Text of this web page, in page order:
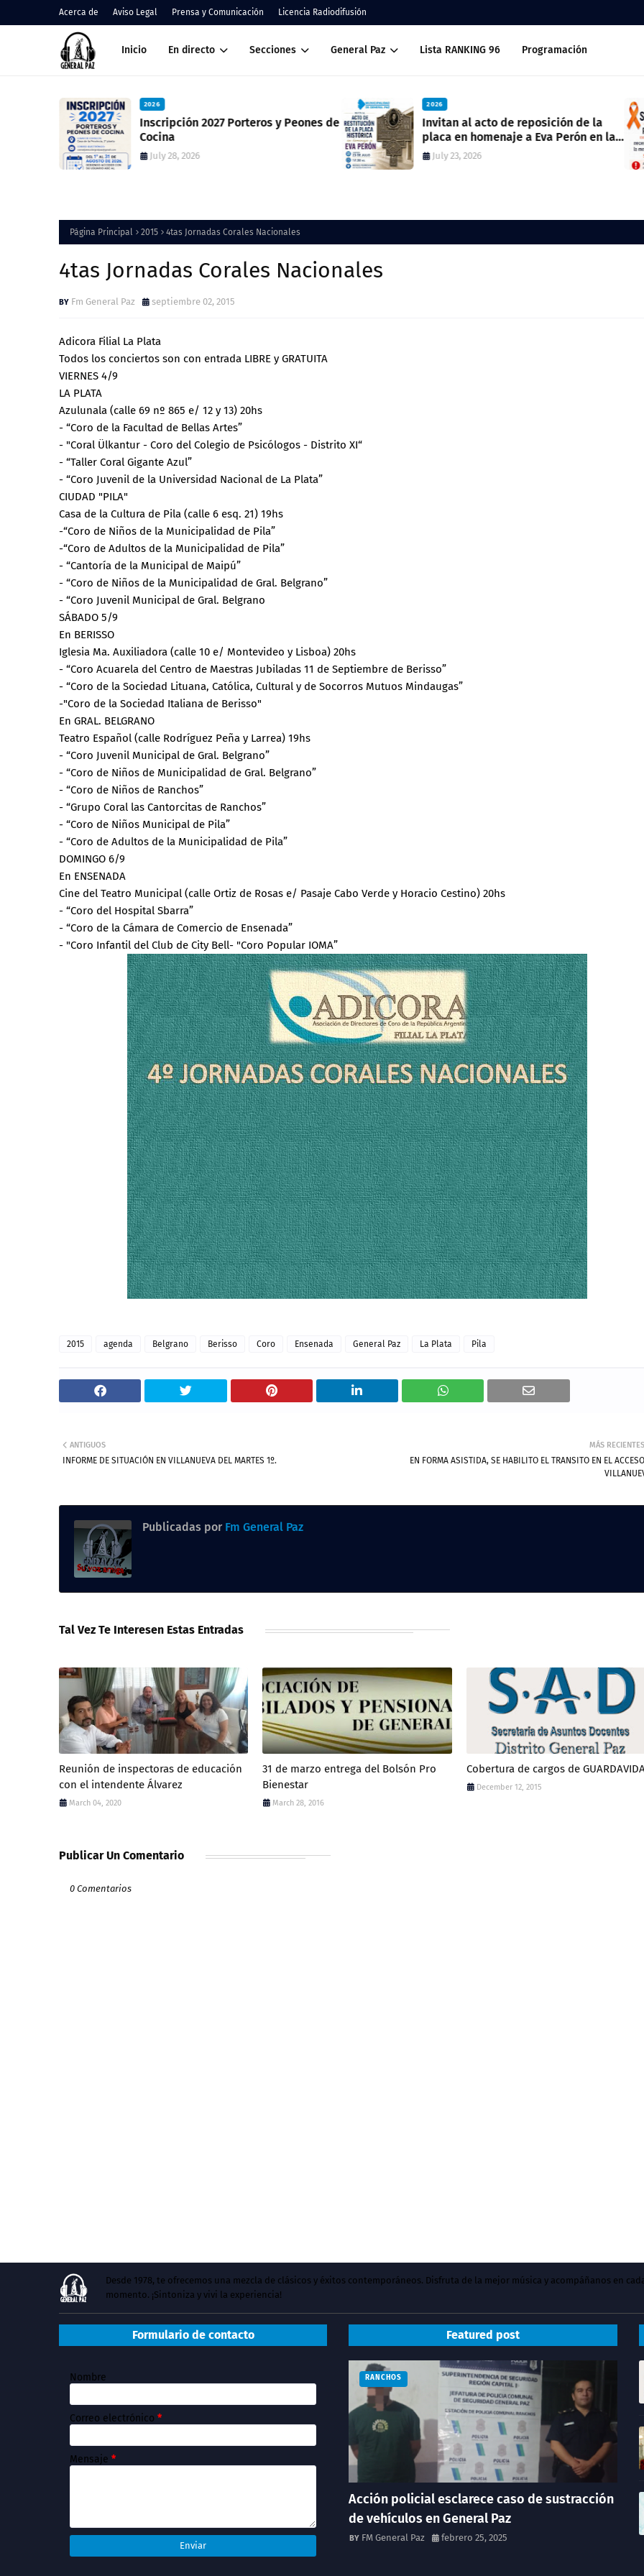
Acerca de Aviso Legal Prensa y Comunicación Licencia Radiodifusión
Inicio En directo Secciones General Paz Lista RANKING 96 Programación
2026
Inscripción 2027 Porteros y Peones de
Cocina
July 28, 2026
2026
Invitan al acto de reposición de la
placa en homenaje a Eva Perón en la
ex estación del ferrocarril
July 23, 2026
Página Principal 2015 4tas Jornadas Corales Nacionales
4tas Jornadas Corales Nacionales
Fm General Paz septiembre 02, 2015
Adicora Filial La Plata
Todos los conciertos son con entrada LIBRE y GRATUITA
VIERNES 4/9
LA PLATA
Azulunala (calle 69 nº 865 e/ 12 y 13) 20hs
- “Coro de la Facultad de Bellas Artes”
- "Coral Ülkantur - Coro del Colegio de Psicólogos - Distrito XI“
- “Taller Coral Gigante Azul”
- “Coro Juvenil de la Universidad Nacional de La Plata”
CIUDAD "PILA"
Casa de la Cultura de Pila (calle 6 esq. 21) 19hs
-“Coro de Niños de la Municipalidad de Pila”
-“Coro de Adultos de la Municipalidad de Pila”
- “Cantoría de la Municipal de Maipú”
- “Coro de Niños de la Municipalidad de Gral. Belgrano”
- “Coro Juvenil Municipal de Gral. Belgrano
SÁBADO 5/9
En BERISSO
Iglesia Ma. Auxiliadora (calle 10 e/ Montevideo y Lisboa) 20hs
- “Coro Acuarela del Centro de Maestras Jubiladas 11 de Septiembre de Berisso”
- “Coro de la Sociedad Lituana, Católica, Cultural y de Socorros Mutuos Mindaugas”
-"Coro de la Sociedad Italiana de Berisso"
En GRAL. BELGRANO
Teatro Español (calle Rodríguez Peña y Larrea) 19hs
- “Coro Juvenil Municipal de Gral. Belgrano”
- “Coro de Niños de Municipalidad de Gral. Belgrano”
- “Coro de Niños de Ranchos”
- “Grupo Coral las Cantorcitas de Ranchos”
- “Coro de Niños Municipal de Pila”
- “Coro de Adultos de la Municipalidad de Pila”
DOMINGO 6/9
En ENSENADA
Cine del Teatro Municipal (calle Ortiz de Rosas e/ Pasaje Cabo Verde y Horacio Cestino) 20hs
- “Coro del Hospital Sbarra”
- “Coro de la Cámara de Comercio de Ensenada”
- "Coro Infantil del Club de City Bell- "Coro Popular IOMA”
2015 agenda Belgrano Berisso Coro Ensenada General Paz La Plata Pila
MÁS RECIENTES
EN FORMA ASISTIDA, SE HABILITO EL TRANSITO EN EL
ANTIGUOS
INFORME DE SITUACIÓN EN VILLANUEVA DEL MARTES 1º.
Publicadas por Fm General Paz
Tal Vez Te Interesen Estas Entradas
Reunión de inspectoras de educación
con el intendente Álvarez
March 04, 2020
31 de marzo entrega del Bolsón Pro
Bienestar
March 28, 2016
Cobertura de cargos de
December 12, 2015
Publicar Un Comentario
0 Comentarios
Desde 1978, te ofrecemos una mezcla de clásicos y éxitos contemporáneos. Disfruta de la mejor música y acompáñanos en
momento. ¡Sintoniza y vivi la experiencia!
Formulario de contacto
Nombre
Correo electrónico *
Mensaje *
Featured post
RANCHOS
Acción policial esclarece caso de sustracción
de vehículos en General Paz
FM General Paz febrero 25, 2025